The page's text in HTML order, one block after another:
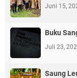
Juni 15,
Buku
Juli 23,
Saung